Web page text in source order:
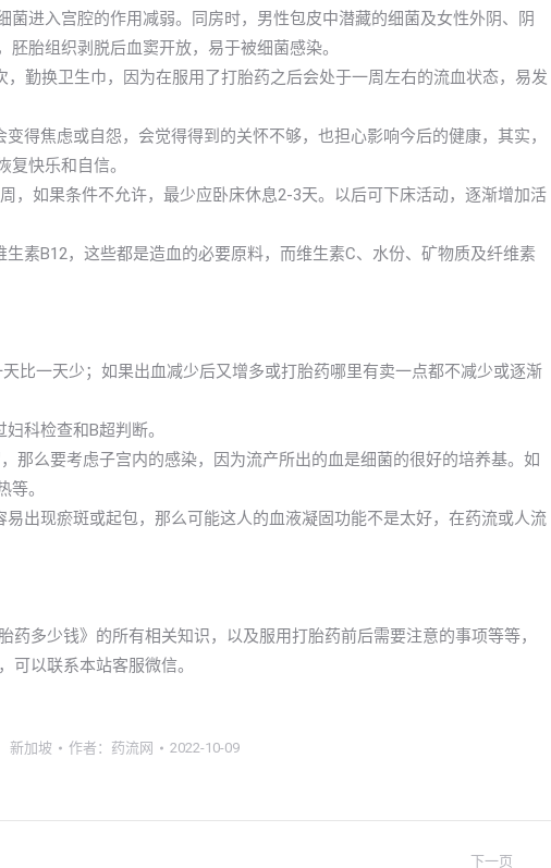
菌进入宫腔的作用减弱。同房时，男性包皮中潜藏的细菌及女性外阴、阴
胎组织剥脱后血窦开放，易于被细菌感染。
勤换卫生巾，因为在服用了打胎药之后会处于一周左右的流血状态，易发
得焦虑或自怨，会觉得得到的关怀不够，也担心影响今后的健康，其实，
快乐和自信。
，如果条件不允许，最少应卧床休息2-3天。以后可下床活动，逐渐增加活
素B12，这些都是造血的必要原料，而维生素C、水份、矿物质及纤维素
比一天少；如果出血减少后又增多或打胎药哪里有卖一点都不减少或逐渐
科检查和B超判断。
那么要考虑子宫内的感染，因为流产所出的血是细菌的很好的培养基。如
。
出现瘀斑或起包，那么可能这人的血液凝固功能不是太好，在药流或人流
药多少钱》的所有相关知识，以及服用打胎药前后需要注意的事项等等，
可以联系本站客服微信。
新加坡 作者： 药流网 2022-10-09
下一页